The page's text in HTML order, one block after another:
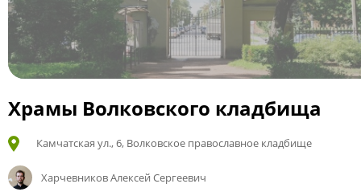
Храмы Волковского кладбища
Камчатская ул., 6, Волковское православное кладбище
Харчевников Алексей Сергеевич